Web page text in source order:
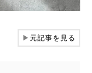
▶元記事を見る